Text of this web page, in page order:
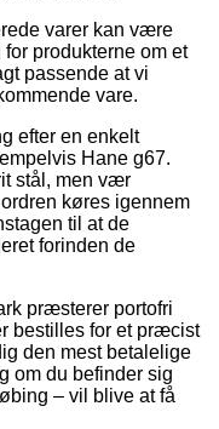
varer kan være
produkterne om et
passende at vi
vare.
efter en enkelt
Hane g67.
stål, men vær
køres igennem
til at de
forinden de
præsterer portofri
bestilles for et præcist
den mest betalelige
om du befinder sig
– vil blive at få